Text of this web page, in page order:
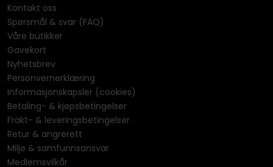
Kontakt oss
Spørsmål & svar (FAQ)
Våre butikker
Gavekort
Nyhetsbrev
Personvernerklæring
Informasjonskapsler (cookies)
Betaling- & kjøpsbetingelser
Frakt- & leveringsbetingelser
Retur & angrerett
Miljø & samfunnsansvar
Medlemsvilkår